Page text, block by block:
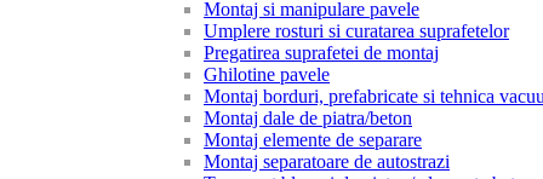
Montaj si manipulare pavele
Umplere rosturi si curatarea suprafetelor
Pregatirea suprafetei de montaj
Ghilotine pavele
Montaj borduri, prefabricate si tehnica
Montaj dale de piatra/beton
Montaj elemente de separare
Montaj separatoare de autostrazi